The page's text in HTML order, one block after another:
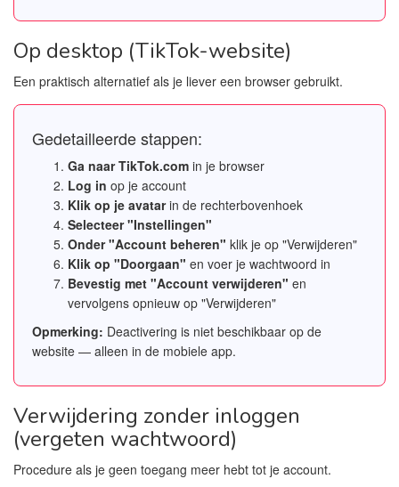
Op desktop (TikTok-website)
Een praktisch alternatief als je liever een browser gebruikt.
Gedetailleerde stappen:
Ga naar TikTok.com in je browser
Log in op je account
Klik op je avatarin de rechterbovenhoek
Selecteer "Instellingen"
Onder "Account beheren" klik je op "Verwijderen"
Klik op "Doorgaan" en voer je wachtwoord in
Bevestig met "Account verwijderen" en
vervolgens opnieuw op "Verwijderen"
Opmerking: Deactivering is niet beschikbaar op de
website — alleen in de mobiele app.
Verwijdering zonder inloggen
(vergeten wachtwoord)
Procedure als je geen toegang meer hebt tot je account.